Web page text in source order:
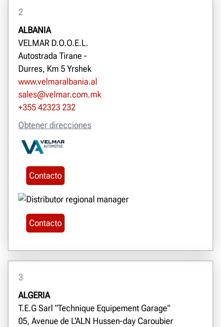
2
ALBANIA
VELMAR D.O.O.E.L.
Autostrada Tirane -
Durres, Km 5 Yrshek
www.velmaralbania.al
sales@velmar.com.mk
+355 42323 232
Obtener direcciones
Contacto
Contacto
3
ALGERIA
T.E.G Sarl "Technique Equipement Garage"
05, Avenue de L'ALN Hussen-day Caroubier